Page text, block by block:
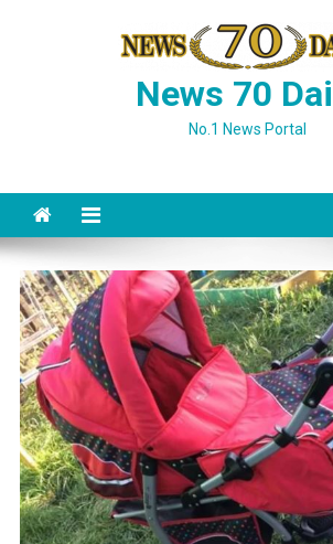
News 70
No.1 News Portal